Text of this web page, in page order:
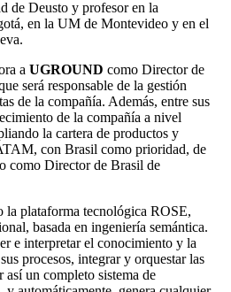
de Deusto y profesor en la
en la UM de Montevideo y en el
a UGROUND como Director de
será responsable de la gestión
de la compañía. Además, entre sus
de la compañía a nivel
la cartera de productos y
con Brasil como prioridad, de
como Director de Brasil de
plataforma tecnológica ROSE,
basada en ingeniería semántica.
e interpretar el conocimiento y la
procesos, integrar y orquestar las
así un completo sistema de